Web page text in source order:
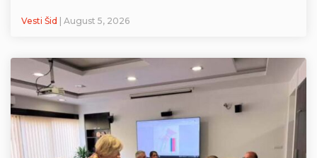
Vesti Šid | August 5, 2026